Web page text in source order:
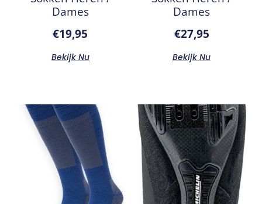
Dames
€19,95
Bekijk Nu
Dames
€27,95
Bekijk Nu